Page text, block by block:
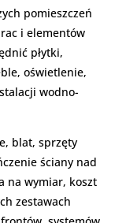
pomieszczeń
i elementów
płytki,
oświetlenie,
wodno-
blat, sprzęty
ściany nad
na wymiar, koszt
zestawach